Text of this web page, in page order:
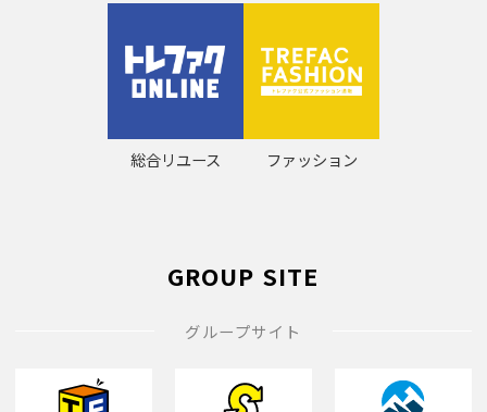
総合リユース ファッション
GROUP SITE
グループサイト